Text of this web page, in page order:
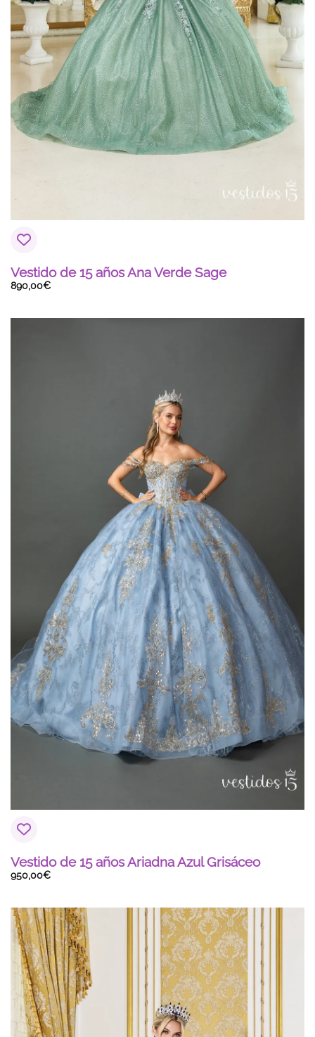
Vestido de 15 años Ana Verde Sage
890,00€
Vestido de 15 años Ariadna Azul Grisáceo
950,00€